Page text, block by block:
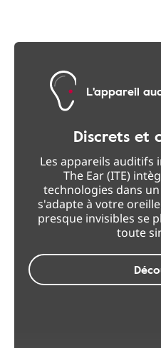
L'appareil
Discrets et
Les appareils auditifs
The Ear (ITE)
technologies dans
s'adapte à votre
presque invisibles se
toute